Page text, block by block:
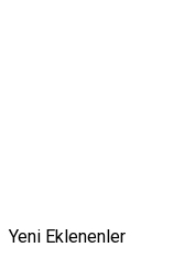
Yeni Eklenenler